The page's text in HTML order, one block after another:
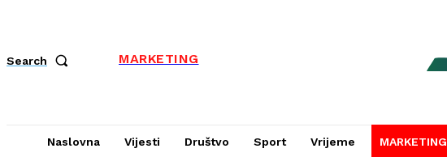
Search MARKETING
Naslovna Vijesti Društvo Sport Vrijeme MARKETING